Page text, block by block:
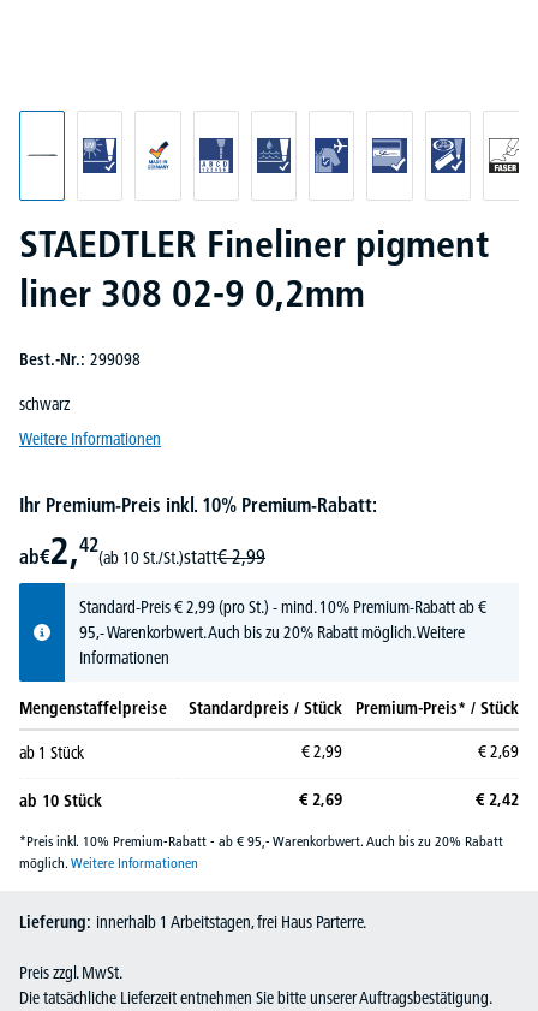
STAEDTLER Fineliner pigment
liner 308 02-9 0,2mm
Best.-Nr.: 299098
schwarz
Weitere Informationen
Ihr Premium-Preis inkl. 10% Premium-Rabatt:
ab€2,42
(ab 10 St./St.)statt€ 2,99
Standard-Preis€2,99(pro St.) - mind. 10% Premium-Rabatt ab €
95,- Warenkorbwert. Auch bis zu 20% Rabatt möglich.Weitere
Informationen
Mengenstaffelpreise Standardpreis / Stück Premium-Preis* / Stück
ab 1 Stück €2,99 €2,69
ab 10 Stück € 2,69 € 2,42
*Preis inkl. 10% Premium-Rabatt - ab € 95,- Warenkorbwert. Auch bis zu 20% Rabatt
möglich. Weitere Informationen
Lieferung: innerhalb 1 Arbeitstagen, frei Haus Parterre.
Preis zzgl. MwSt.
Die tatsächliche Lieferzeit entnehmen Sie bitte unserer Auftragsbestätigung.